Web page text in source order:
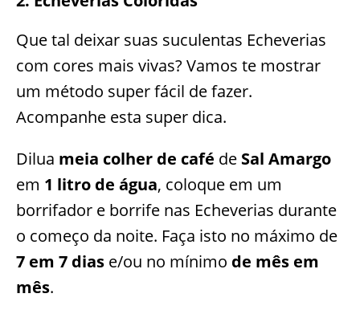
Que tal deixar suas suculentas Echeverias
com cores mais vivas? Vamos te mostrar
um método super fácil de fazer.
Acompanhe esta super dica.
Dilua meia colher de café de Sal Amargo
em 1 litro de água, coloque em um
borrifador e borrife nas Echeverias durante
o começo da noite. Faça isto no máximo de
7 em 7 dias e/ou no mínimo de mês em
mês.